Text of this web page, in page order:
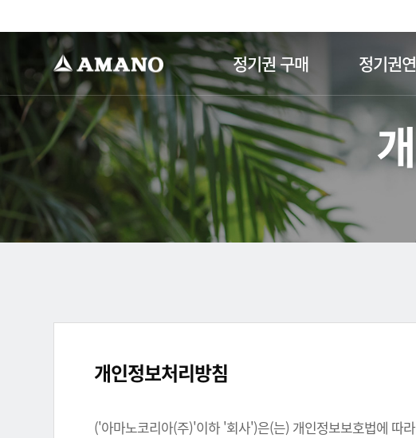
정기권 구매 정기권
개인정보처리방침
('아마노코리아(주)'이하 '회사')은(는) 개인정보보호법에 따